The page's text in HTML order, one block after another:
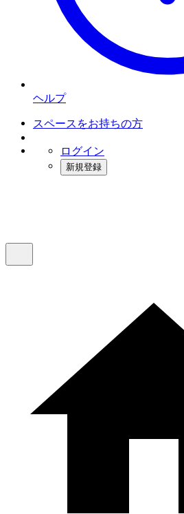
ヘルプ
スペースをお持ちの方
ログイン
新規登録